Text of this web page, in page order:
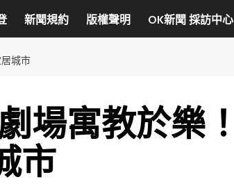
新聞規約 版權聲明 OK新聞 採訪中心
城市
場寓教於樂！
市